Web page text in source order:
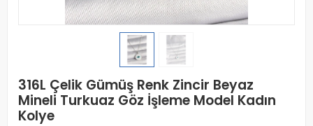
316L Çelik Gümüş Renk Zincir Beyaz
Mineli Turkuaz Göz İşleme Model Kadın
Kolye